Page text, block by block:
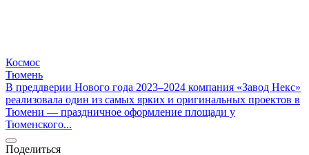
Космос
Тюмень
В преддверии Нового года 2023–2024 компания «Завод Некс»
реализовала один из самых ярких и оригинальных проектов в
Тюмени — праздничное оформление площади у
Тюменского...
Поделиться